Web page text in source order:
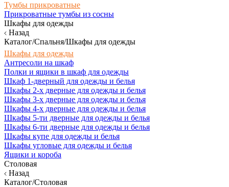
Тумбы прикроватные
Прикроватные тумбы из сосны
Шкафы для одежды
Назад
Каталог/Спальня/Шкафы для одежды
Шкафы для одежды
Антресоли на шкаф
Полки и ящики в шкаф для одежды
Шкаф 1-дверный для одежды и белья
Шкафы 2-х дверные для одежды и белья
Шкафы 3-х дверные для одежды и белья
Шкафы 4-х дверные для одежды и белья
Шкафы 5-ти дверные для одежды и белья
Шкафы 6-ти дверные для одежды и белья
Шкафы купе для одежды и белья
Шкафы угловые для одежды и белья
Ящики и короба
Столовая
Назад
Каталог/Столовая